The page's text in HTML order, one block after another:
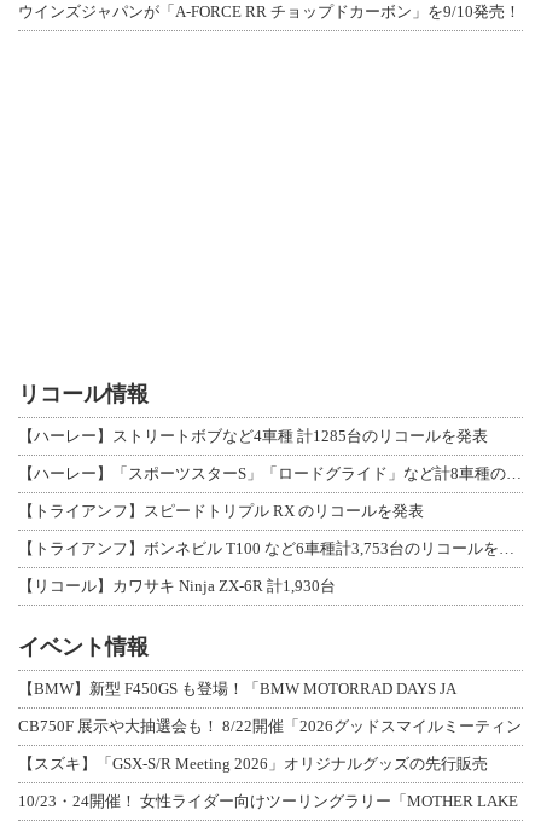
ウインズジャパンが「A-FORCE RR チョップドカーボン」を9/10発売！
リコール情報
【ハーレー】ストリートボブなど4車種 計1285台のリコールを発表
【トライアンフ】スピードトリプル RX のリコールを発表
【リコール】カワサキ Ninja ZX-6R 計1,930台
イベント情報
【BMW】新型 F450GS も登場！「BMW MOTORRAD DAYS JA
CB750F 展示や大抽選会も！ 8/22開催「2026グッドスマイルミーティン
【スズキ】「GSX-S/R Meeting 2026」オリジナルグッズの先行販売
10/23・24開催！ 女性ライダー向けツーリングラリー「MOTHER LAKE